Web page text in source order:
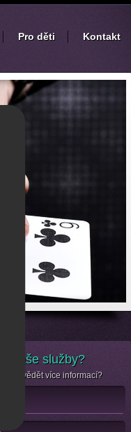
Pro děti Kontakt
naše služby?
dozvědět více informací?